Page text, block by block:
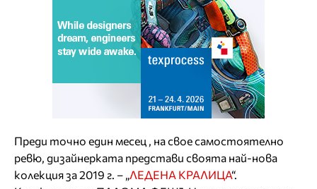
Преди точно един месец , на свое самостоятелно
ревю, дизайнерката представи своята най-нова
колекция за 2019 г. – „ЛЕДЕНА КРАЛИЦА“.